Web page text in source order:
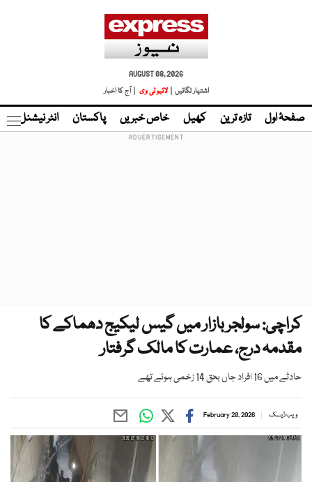
AUGUST 08, 2026
اشتہار لگائیں |
لائیو ٹی وی | آج کا اخبار
صفحۂ اول تازہ ترین کھیل خاص خبریں پاکستان انٹر نیشنل
کراچی: سولجر بازار میں گیس لیکیج دھماکے کا
مقدمہ درج، عمارت کا مالک گرفتار
حادثے میں 16 افراد جاں بحق 14 زخمی ہوئے تھے
ویب ڈیسک February 20, 2026